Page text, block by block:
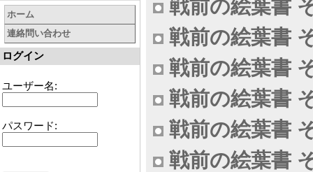
ホーム
連絡問い合わせ
ログイン
ユーザー名:
パスワード:
戦前の絵葉書
戦前の絵葉書
戦前の絵葉書
戦前の絵葉書
戦前の絵葉書
戦前の絵葉書